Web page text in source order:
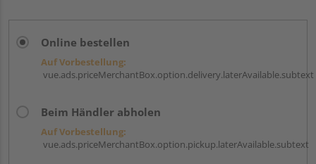
Online bestellen
Auf Vorbestellung:
vue.ads.priceMerchantBox.option.delivery.laterAvailable.subtext
Beim Händler abholen
Auf Vorbestellung:
vue.ads.priceMerchantBox.option.pickup.laterAvailable.subtext